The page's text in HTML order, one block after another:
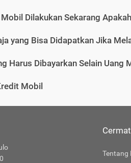
Dilakukan Sekarang
yang Bisa Didapatkan Jika
Harus Dibayarkan Selain Uang
Mobil
Tentang